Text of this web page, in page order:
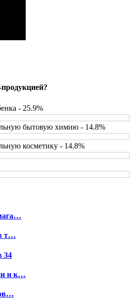
- 25.9%
бытовую химию - 14.8%
косметику - 14.8%
т…
34
и к…